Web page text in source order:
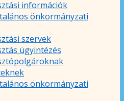
információk
önkormányzati
szervek
ügyintézés
önkormányzati